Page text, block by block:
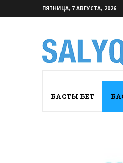
ПЯТНИЦА, 7 АВГУСТА, 2026
БАСТЫ БЕТ